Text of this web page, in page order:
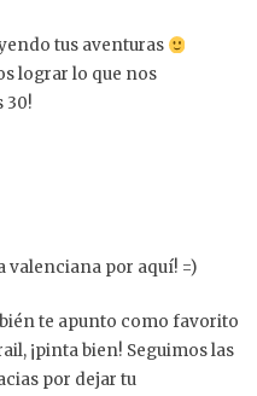
tus aventuras
lograr lo que nos
30!
valenciana por aquí! =)
te apunto como favorito
¡pinta bien! Seguimos las
por dejar tu